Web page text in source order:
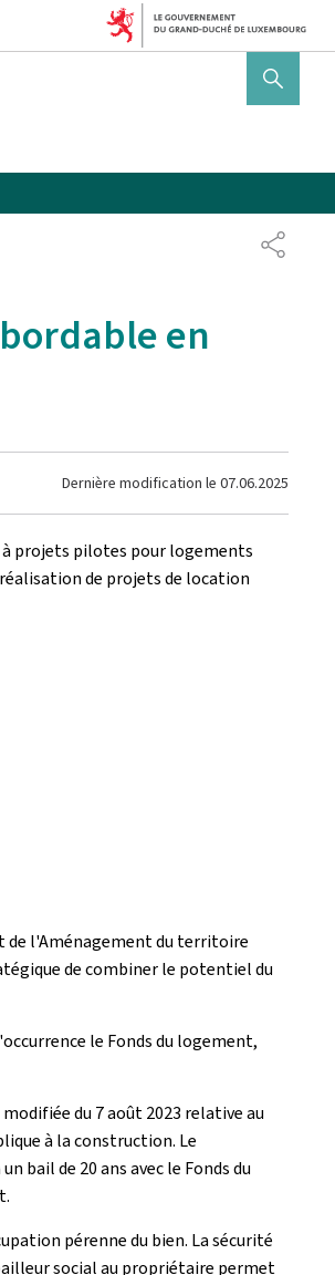
AFFICHER / MASQUER
en
Dernière modification le 07.06.2025
à projets pilotes pour logements
de projets de location
de l'Aménagement du territoire
de combiner le potentiel du
le Fonds du logement,
du 7 août 2023 relative au
à la construction. Le
bail de 20 ans avec le Fonds du
pérenne du bien. La sécurité
social au propriétaire permet